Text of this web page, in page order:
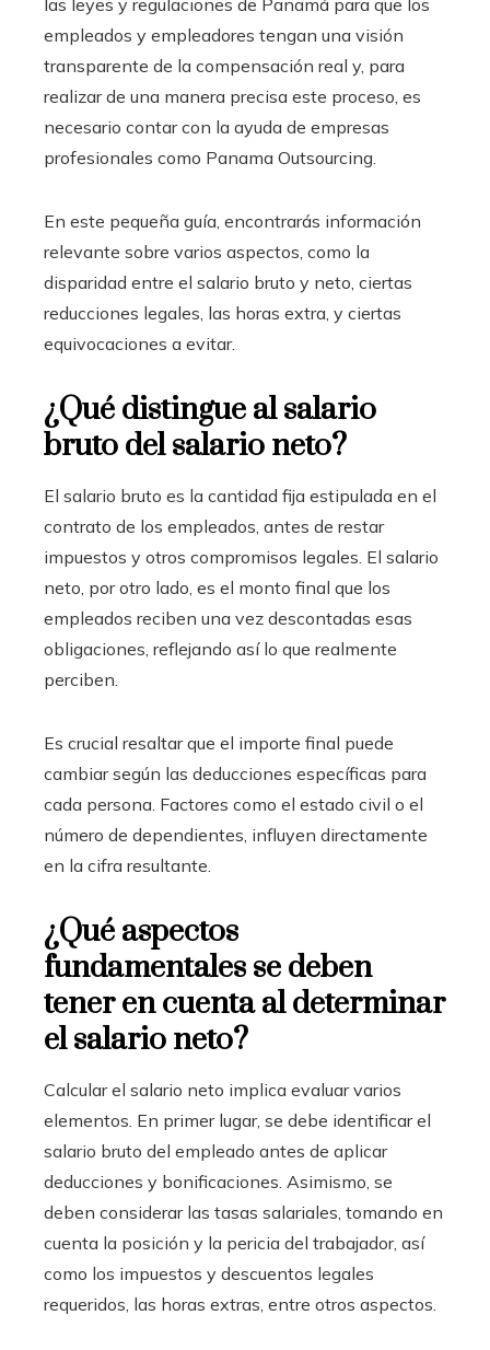
las leyes y regulaciones de Panamá para que los
empleados y empleadores tengan una visión
transparente de la compensación real y, para
realizar de una manera precisa este proceso, es
necesario contar con la ayuda de empresas
profesionales como Panama Outsourcing.
En este pequeña guía, encontrarás información
relevante sobre varios aspectos, como la
disparidad entre el salario bruto y neto, ciertas
reducciones legales, las horas extra, y ciertas
equivocaciones a evitar.
¿Qué distingue al salario
bruto del salario neto?
El salario bruto es la cantidad fija estipulada en el
contrato de los empleados, antes de restar
impuestos y otros compromisos legales. El salario
neto, por otro lado, es el monto final que los
empleados reciben una vez descontadas esas
obligaciones, reflejando así lo que realmente
perciben.
Es crucial resaltar que el importe final puede
cambiar según las deducciones específicas para
cada persona. Factores como el estado civil o el
número de dependientes, influyen directamente
en la cifra resultante.
¿Qué aspectos
fundamentales se deben
tener en cuenta al determinar
el salario neto?
Calcular el salario neto implica evaluar varios
elementos. En primer lugar, se debe identificar el
salario bruto del empleado antes de aplicar
deducciones y bonificaciones. Asimismo, se
deben considerar las tasas salariales, tomando en
cuenta la posición y la pericia del trabajador, así
como los impuestos y descuentos legales
requeridos, las horas extras, entre otros aspectos.